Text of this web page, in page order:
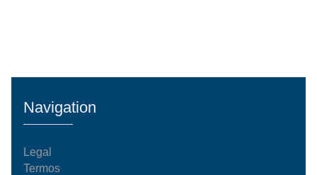
Navigation
Legal
Termos